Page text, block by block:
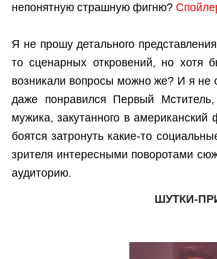
непонятную страшную фигню?
Я не прошу детального
то сценарных откровений, но хотя
возникали вопросы можно же? И я не
даже понравился Первый
мужика, закутанного в
боятся затронуть какие-то
зрителя интересными поворотами
аудиторию.
ШУТКИ-